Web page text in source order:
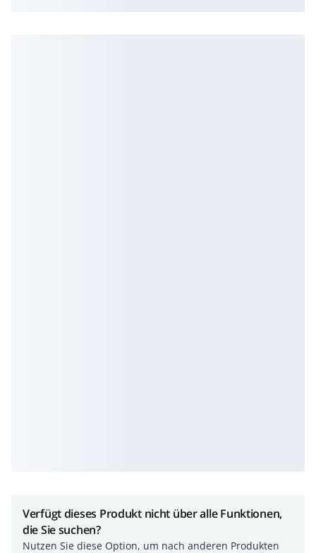
Verfügt dieses Produkt nicht über alle Funktionen,
die Sie suchen?
Nutzen Sie diese Option, um nach anderen Produkten